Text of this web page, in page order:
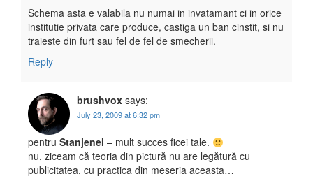
Schema asta e valabila nu numai in invatamant ci in orice
institutie privata care produce, castiga un ban cinstit, si nu
traieste din furt sau fel de fel de smecherii.
Reply
brushvox says:
July 23, 2009 at 6:32 pm
pentru Stanjenel – mult succes ficei tale.
nu, ziceam că teoria din pictură nu are legătură cu
publicitatea, cu practica din meseria aceasta…